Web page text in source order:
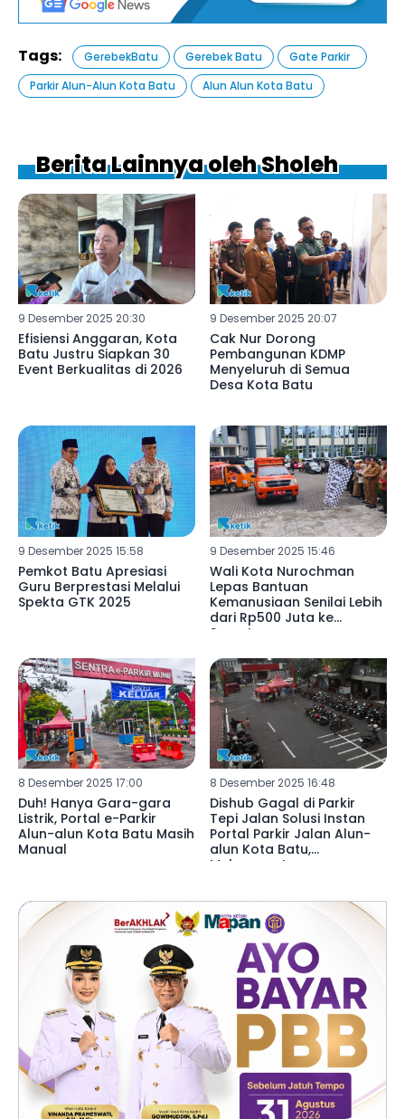
Tags: GerebekBatu Gerebek Batu
Gate Parkir ‎
Parkir Alun-Alun Kota Batu
Alun Alun Kota Batu
Berita Lainnya oleh Sholeh
9 Desember 2025 20:30
Efisiensi Anggaran, Kota
Batu Justru Siapkan 30
Event Berkualitas di 2026
9 Desember 2025 20:07
Cak Nur Dorong
Pembangunan KDMP
Menyeluruh di Semua
Desa Kota Batu
9 Desember 2025 15:58
Pemkot Batu Apresiasi
Guru Berprestasi Melalui
Spekta GTK 2025
9 Desember 2025 15:46
Wali Kota Nurochman
Lepas Bantuan
Kemanusiaan Senilai Lebih
dari Rp500 Juta ke
Sumatera
8 Desember 2025 17:00
Duh! Hanya Gara-gara
Listrik, Portal e-Parkir
Alun-alun Kota Batu Masih
Manual
8 Desember 2025 16:48
Dishub Gagal di Parkir
Tepi Jalan Solusi Instan
Portal Parkir Jalan Alun-
alun Kota Batu,
Melanggar!